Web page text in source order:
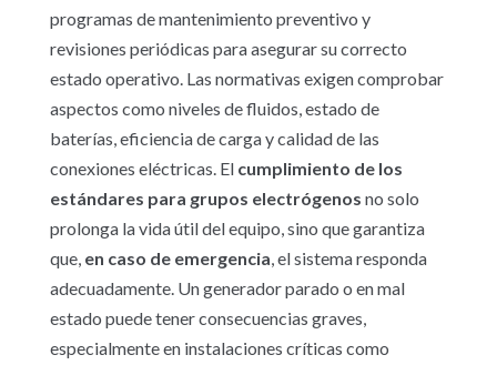
programas de mantenimiento preventivo y
revisiones periódicas para asegurar su correcto
estado operativo. Las normativas exigen comprobar
aspectos como niveles de fluidos, estado de
baterías, eficiencia de carga y calidad de las
conexiones eléctricas. El cumplimiento de los
estándares para grupos electrógenos no solo
prolonga la vida útil del equipo, sino que garantiza
que, en caso de emergencia , el sistema responda
adecuadamente. Un generador parado o en mal
estado puede tener consecuencias graves,
especialmente en instalaciones críticas como